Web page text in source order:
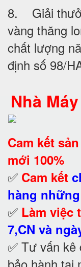
8. Giải
vàng thăng
chất lượng
định số 98/
Nhà
Cam kết
mới 100%
✅ Cam kết
hàng
✅ Làm việc
7,CN và
✅ Tư vấn